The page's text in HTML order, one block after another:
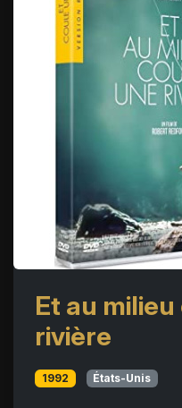
Et au
rivière
1992 États-Unis